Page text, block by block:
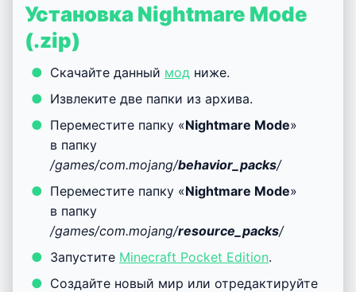
Установка Nightmare Mode
(.zip)
Скачайте данный мод ниже.
Извлеките две папки из архива.
Переместите папку «Nightmare Mode»
в папку
/games/com.mojang/behavior_packs/
Переместите папку «Nightmare Mode»
в папку
/games/com.mojang/resource_packs/
Запустите Minecraft Pocket Edition.
Создайте новый мир или отредактируйте